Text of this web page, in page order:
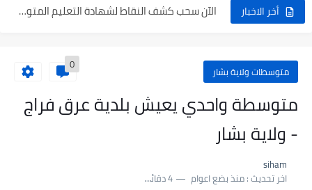
أخر الاخبار
الآن سحب كشف النقاط لشهادة التعليم المتوسط 2025
حساب معدل شهادة التعليم المتوسط بيام 2025
تسجيلات أشبال الأمة 2025 | شروط ومراحل التسجيل عبر...
متوسطات ولاية بشار 0
متوسطة واحدي يعيش بلدية عرق فراج
- ولاية بشار
siham
اخر تحديث :منذ بضع اعوام 4 دقائق للقراءة